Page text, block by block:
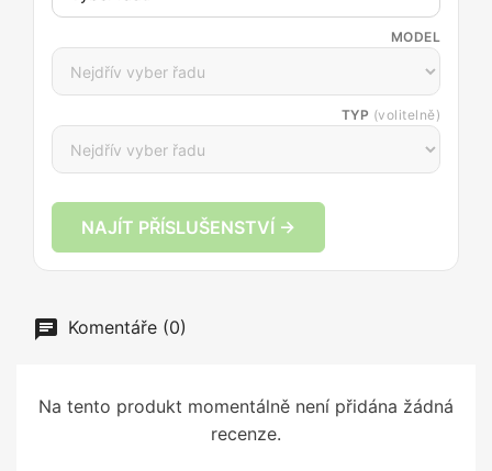
MODEL
TYP (volitelně)
NAJÍT PŘÍSLUŠENSTVÍ →
Komentáře (0)
Na tento produkt momentálně není přidána žádná
recenze.